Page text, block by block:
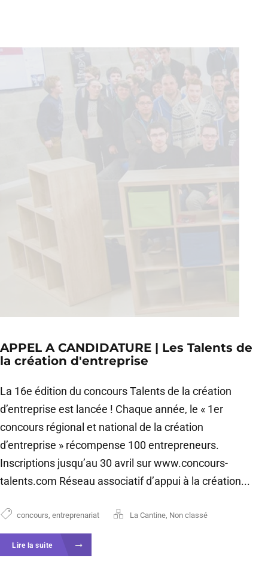
APPEL A CANDIDATURE | Les Talents de
la création d'entreprise
La 16e édition du concours Talents de la création
d’entreprise est lancée ! Chaque année, le « 1er
concours régional et national de la création
d’entreprise » récompense 100 entrepreneurs.
Inscriptions jusqu’au 30 avril sur www.concours-
talents.com Réseau associatif d’appui à la création...
concours entreprenariat La Cantine Non classé
Lire la suite